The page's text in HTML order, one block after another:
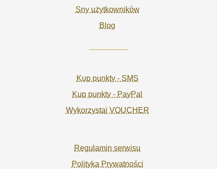
Sny użytkowników
Blog
Kup punkty - SMS
Kup punkty - PayPal
Wykorzystaj VOUCHER
Regulamin serwisu
Polityka Prywatności